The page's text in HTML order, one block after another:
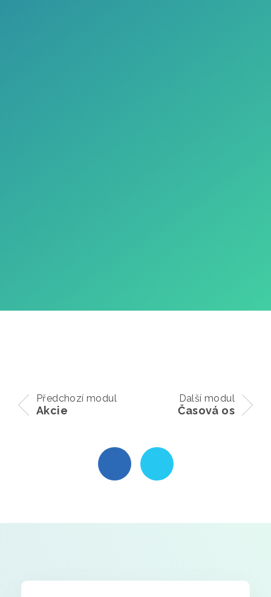
Předchozí modul
Akcie
Další modul
Časová os